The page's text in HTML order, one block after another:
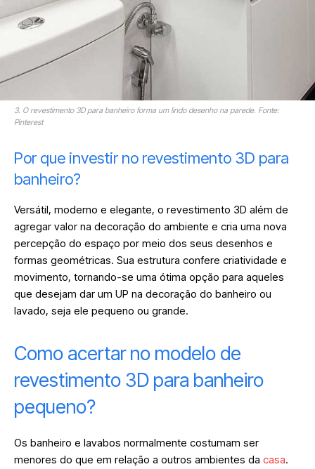
3. O revestimento 3D para banheiro forma um lindo desenho na parede. Fonte:
Pinterest
Por que investir no revestimento 3D para
banheiro?
Versátil, moderno e elegante, o revestimento 3D além de
agregar valor na decoração do ambiente e cria uma nova
percepção do espaço por meio dos seus desenhos e
formas geométricas. Sua estrutura confere criatividade e
movimento, tornando-se uma ótima opção para aqueles
que desejam dar um UP na decoração do banheiro ou
lavado, seja ele pequeno ou grande.
Como acertar no modelo de
revestimento 3D para banheiro
pequeno?
Os banheiro e lavabos normalmente costumam ser
menores do que em relação a outros ambientes da casa.